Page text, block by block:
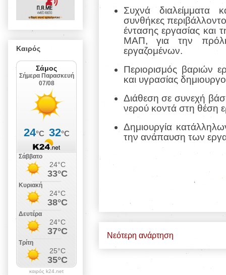
Συχνά διαλείμματα
συνθήκες
έντασης εργασίας και
ΜΑΠ, για την
εργαζομένων.
Περιορισμός βαριών
και υγρασίας
Διάθεση σε συνεχή
νερού κοντά στη θέση
Δημιουργία
την ανάπαυση των
Νεότερη ανάρτηση
Καιρός
καιρός k24.net